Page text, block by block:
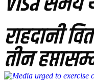
राहदानी
तीन